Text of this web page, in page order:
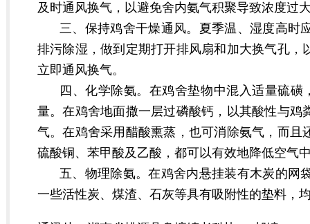
及时通风换气，以避免舍内氨气积聚导致浓度过
三、保持鸡舍干燥通风。夏季温、湿度高时
排污除湿，做到定期打开排风扇和加大换气孔
立即通风换气。
四、化学除氨。在鸡舍垫物中混入适量硫
量。在鸡舍地面撒一层过磷酸钙，以其酸性与
气。在鸡舍采用醋酸熏蒸，也可消除氨气，而
硫酸铜、苯甲酸及乙酸，都可以有效地降低空气
五、物理除氨。在鸡舍内悬挂装有木炭的网
一些活性炭、煤渣、石灰等具有吸附性的